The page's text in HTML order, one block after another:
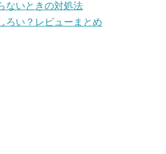
ないときの対処法
ろい？レビューまとめ